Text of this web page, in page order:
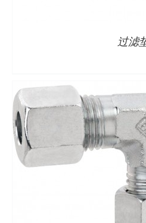
过滤